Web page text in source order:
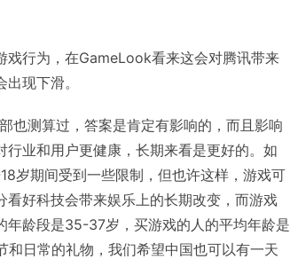
戏行为，在GameLook看来这会对腾讯带来
现下滑。
也测算过，答案是肯定有影响的，而且影响
业和用户更健康，长期来看是更好的。如
岁期间受到一些限制，但也许这样，游戏可
好科技会带来娱乐上的长期改变，而游戏
年龄段是35-37岁，买游戏的人的平均年龄是
日常的礼物，我们希望中国也可以有一天